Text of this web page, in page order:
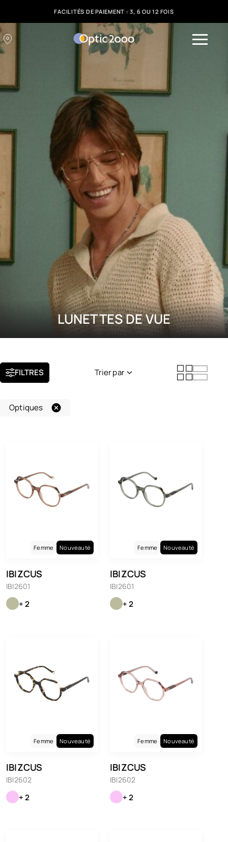
FACILITÉS DE PAIEMENT : 3, 6 OU 12 FOIS
LUNETTES DE VUE
FILTRES Trier par
Optiques
Femme Nouveauté
IBIZCUS
IBI2601
+ 2
Femme Nouveauté
IBIZCUS
IBI2601
+ 2
Femme Nouveauté
IBIZCUS
IBI2602
+ 2
Femme Nouveauté
IBIZCUS
IBI2602
+ 2